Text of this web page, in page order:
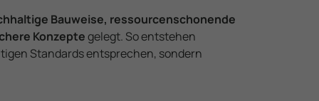
Bauweise, ressourcenschonende
Konzeptegelegt. So entstehen
Standards entsprechen, sondern